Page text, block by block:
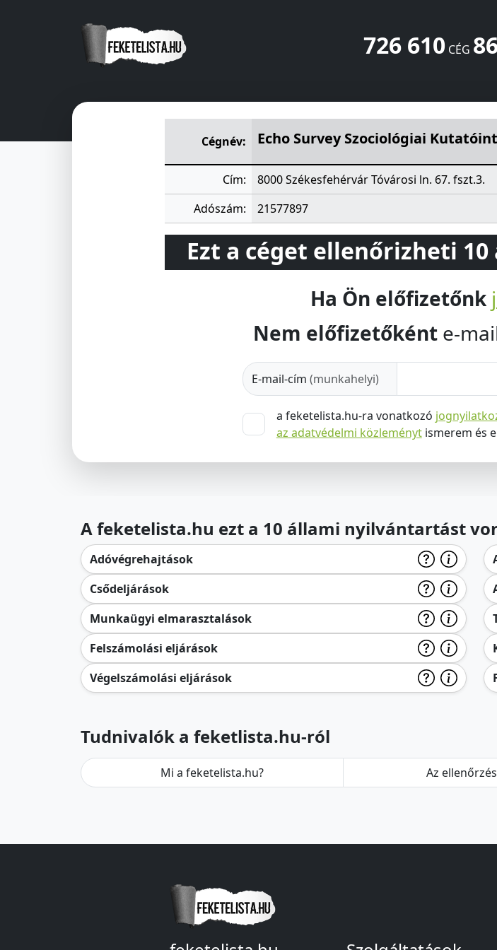
726 610CÉG
Cégnév:
Echo Survey Szociológiai
Cím:
8000 Székesfehérvár Tóvárosi ln. 67. fszt.3.
Adószám:
21577897
Ezt a céget ellenőrizheti
Ha Ön előfizetőnk
Nem előfizetőként e-
E-mail-cím (munkahelyi)
a feketelista.hu-ra vonatkozó
az adatvédelmi közleménytismerem és
A feketelista.hu ezt a 10 állami nyilvántartást
Adóvégrehajtások
Csődeljárások
Munkaügyi elmarasztalások
Felszámolási eljárások
Végelszámolási eljárások
Tudnivalók a feketlista.hu-ról
Mi a feketelista.hu? Az